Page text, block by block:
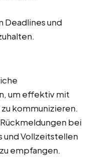
Deadlines und
um effektiv mit
kommunizieren.
bei
und Vollzeitstellen
empfangen.